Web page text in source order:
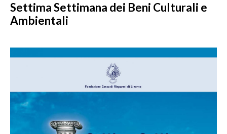
Settima Settimana dei Beni Culturali e
Ambientali